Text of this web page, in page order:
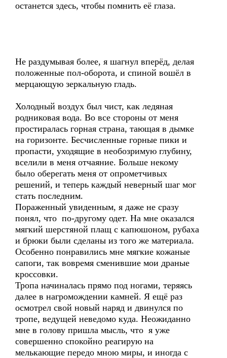
останется здесь, чтобы помнить её глаза.
Не раздумывая более, я шагнул вперёд, делая
положенные пол-оборота, и спиной вошёл в
мерцающую зеркальную гладь.
Холодный воздух был чист, как ледяная
родниковая вода. Во все стороны от меня
простиралась горная страна, тающая в дымке
на горизонте. Бесчисленные горные пики и
пропасти, уходящие в необозримую глубину,
вселили в меня отчаяние. Больше некому
было оберегать меня от опрометчивых
решений, и теперь каждый неверный шаг мог
стать последним.
Пораженный увиденным, я даже не сразу
понял, что по-другому одет. На мне оказался
мягкий шерстяной плащ с капюшоном, рубаха
и брюки были сделаны из того же материала.
Особенно понравились мне мягкие кожаные
сапоги, так вовремя сменившие мои драные
кроссовки.
Тропа начиналась прямо под ногами, теряясь
далее в нагромождении камней. Я ещё раз
осмотрел свой новый наряд и двинулся по
тропе, ведущей неведомо куда. Неожиданно
мне в голову пришла мысль, что я уже
совершенно спокойно реагирую на
мелькающие передо мною миры, и иногда с